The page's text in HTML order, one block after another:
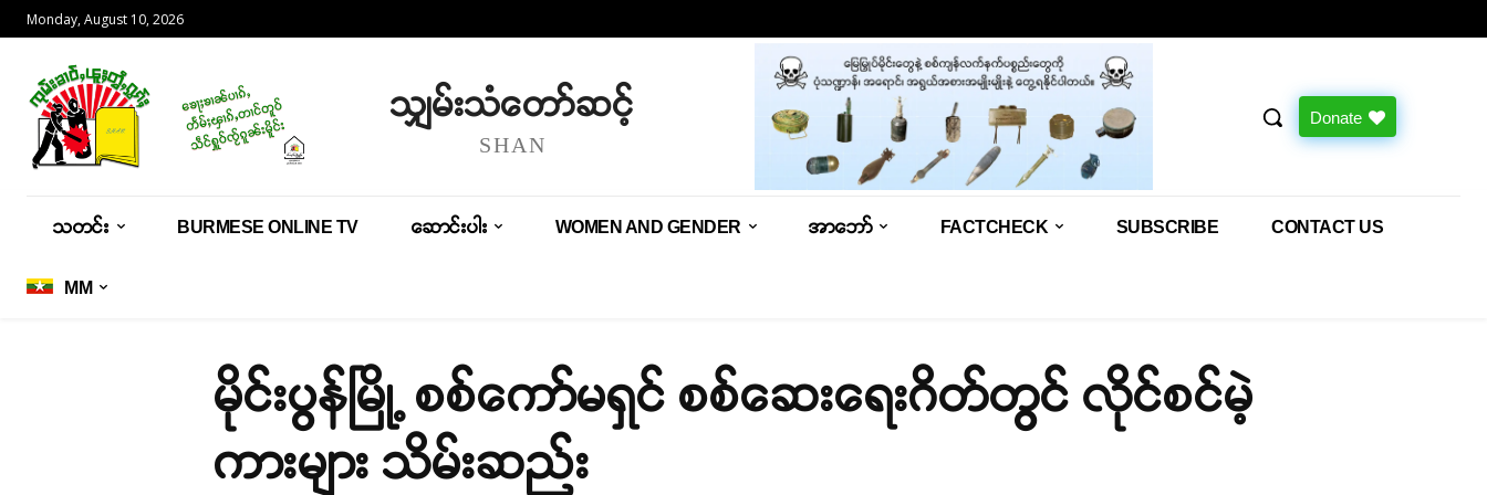
Monday, August 10, 2026
သျှမ်းသံတော်ဆင့်
SHAN
Donate
သတင်း BURMESE ONLINE TV ဆောင်းပါး WOMEN AND GENDER အာဘော် FACTCHECK SUBSCRIBE CONTACT US
MM
မိုင်းပွန်မြို့ စစ်ကော်မရှင် စစ်ဆေးရေးဂိတ်တွင် လိုင်စင်မဲ့
ကားများ သိမ်းဆည်း